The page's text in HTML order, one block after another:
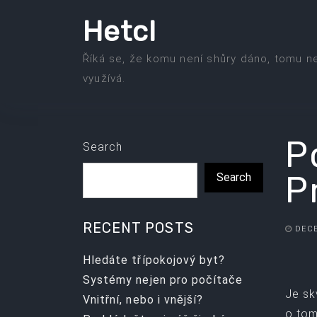
Hetcl
Říká se, že komu není shůry dáno, tomu
využívá.
Search
Search
RECENT POSTS
Hledáte třípokojový byt?
Systémy nejen pro počítače
Vnitřní, nebo i vnější?
Je
o